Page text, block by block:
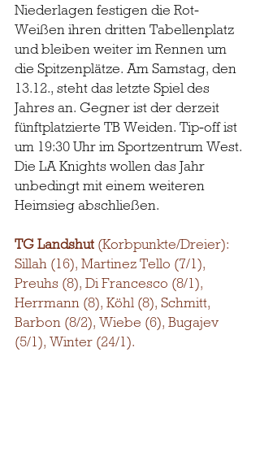
Niederlagen festigen die Rot-
Weißen ihren dritten Tabellenplatz
und bleiben weiter im Rennen um
die Spitzenplätze. Am Samstag, den
13.12., steht das letzte Spiel des
Jahres an. Gegner ist der derzeit
fünftplatzierte TB Weiden. Tip-off ist
um 19:30 Uhr im Sportzentrum West.
Die LA Knights wollen das Jahr
unbedingt mit einem weiteren
Heimsieg abschließen.
TG Landshut (Korbpunkte/Dreier):
Sillah (16), Martinez Tello (7/1),
Preuhs (8), Di Francesco (8/1),
Herrmann (8), Köhl (8), Schmitt,
Barbon (8/2), Wiebe (6), Bugajev
(5/1), Winter (24/1).